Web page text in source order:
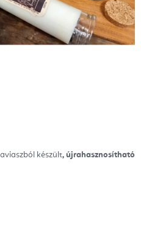
készült, újrahasznosítható